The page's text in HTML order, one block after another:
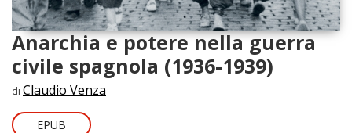
Anarchia e potere nella guerra
civile spagnola (1936-1939)
di Claudio Venza
EPUB